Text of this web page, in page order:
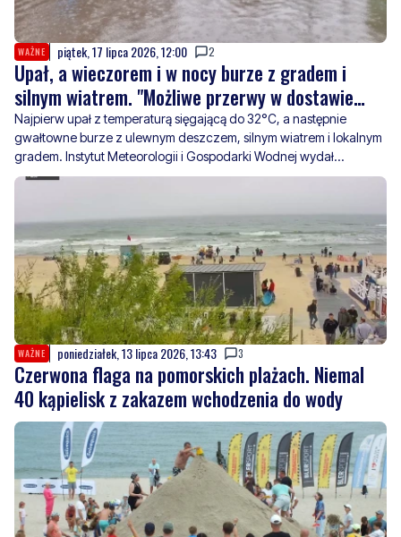
WAŻNE piątek, 17 lipca 2026, 12:00 2
Upał, a wieczorem i w nocy burze z gradem i
silnym wiatrem. "Możliwe przerwy w dostawie
prądu"
Najpierw upał z temperaturą sięgającą do 32°C, a następnie
gwałtowne burze z ulewnym deszczem, silnym wiatrem i lokalnym
gradem. Instytut Meteorologii i Gospodarki Wodnej wydał
ostrzeżenia pierwszego i drugiego stopnia.
WAŻNE poniedziałek, 13 lipca 2026, 13:43 3
Czerwona flaga na pomorskich plażach. Niemal
40 kąpielisk z zakazem wchodzenia do wody